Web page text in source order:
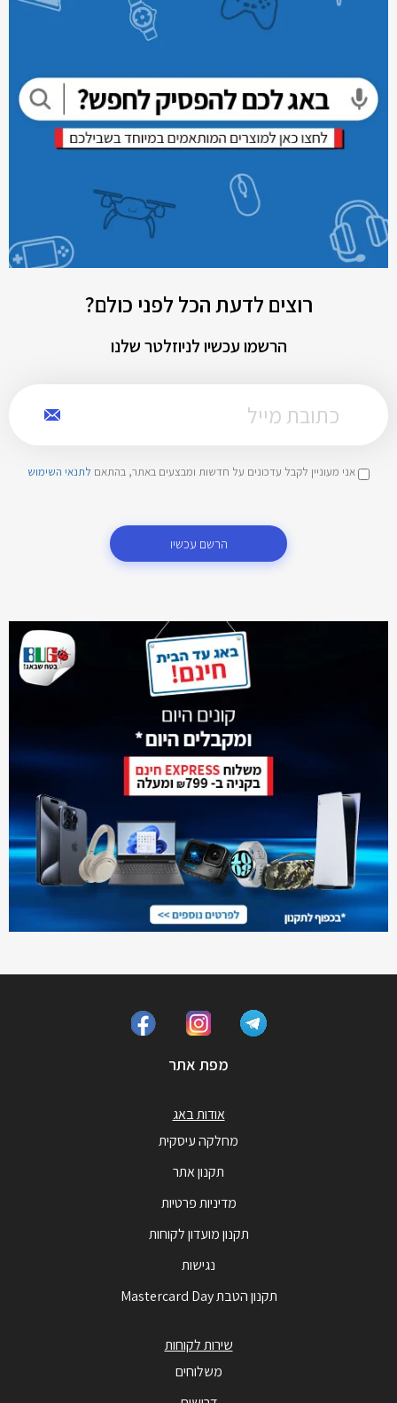
רוצים לדעת הכל לפני כולם?
הרשמו עכשיו לניוזלטר שלנו
אני מעוניין לקבל עדכונים על חדשות ומבצעים באתר, בהתאם לתנאי השימוש
הרשם עכשיו
מפת אתר
אודות באג
מחלקה עיסקית
תקנון אתר
מדיניות פרטיות
תקנון מועדון לקוחות
נגישות
תקנון הטבת Mastercard Day
שירות לקוחות
משלוחים